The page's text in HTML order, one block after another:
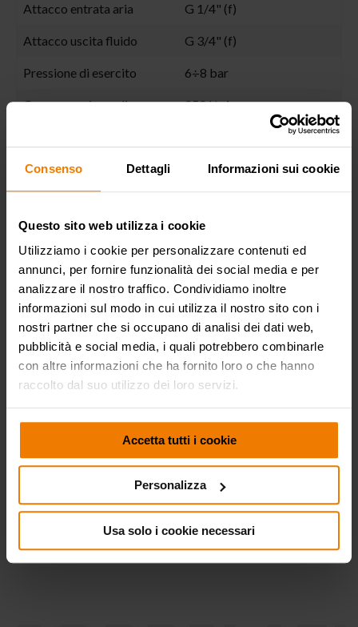
Consenso Dettagli Informazioni sui cookie
Questo sito web utilizza i cookie
Utilizziamo i cookie per personalizzare contenuti ed
annunci, per fornire funzionalità dei social media e per
analizzare il nostro traffico. Condividiamo inoltre
informazioni sul modo in cui utilizza il nostro sito con i
nostri partner che si occupano di analisi dei dati web,
pubblicità e social media, i quali potrebbero combinarle
con altre informazioni che ha fornito loro o che hanno
raccolto dal suo utilizzo dei loro servizi.
Accetta tutti i cookie
Personalizza
Usa solo i cookie necessari
Attacco entrata aria G 1/4" (f)
Attacco uscita fluido G 3/4" (f)
Pressione di esercito 6÷8 bar
Consumo aria medio 250 l/min
Max viscosità olio
erogabile
80 SAE
Ghiera fusto in dotazione di serie
Adatta a fusti o cisterne prolungabile 1"
Packing N° 1 - 0,010 m³
Peso 6 kg
SETTORI DI UTILIZZO
Automotive
Edilizia e costruzioni
stradali
Lube truck e trasporti